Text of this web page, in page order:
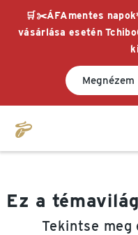
🛒✂️ÁFAmentes
vásárlása esetén
Megnézem
Ez a
Tekintse